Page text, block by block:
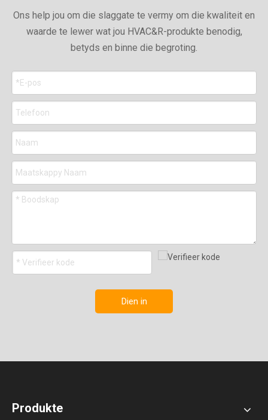
Ons help jou om die slaggate te vermy om die kwaliteit en
waarde te lewer wat jou HVAC&R-produkte benodig,
betyds en binne die begroting.
Dien in
Produkte